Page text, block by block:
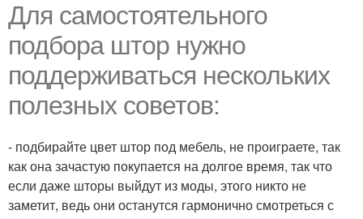
Для самостоятельного
подбора штор нужно
поддерживаться нескольких
полезных советов:
- подбирайте цвет штор под мебель, не проиграете, так
как она зачастую покупается на долгое время, так что
если даже шторы выйдут из моды, этого никто не
заметит, ведь они останутся гармонично смотреться с